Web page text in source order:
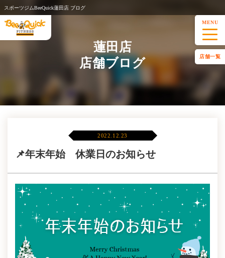
スポーツジムBeeQuick蓮田店 ブログ
MENU
店舗一覧
蓮田店
店舗ブログ
2022.12.23
📌年末年始 休業日のお知らせ